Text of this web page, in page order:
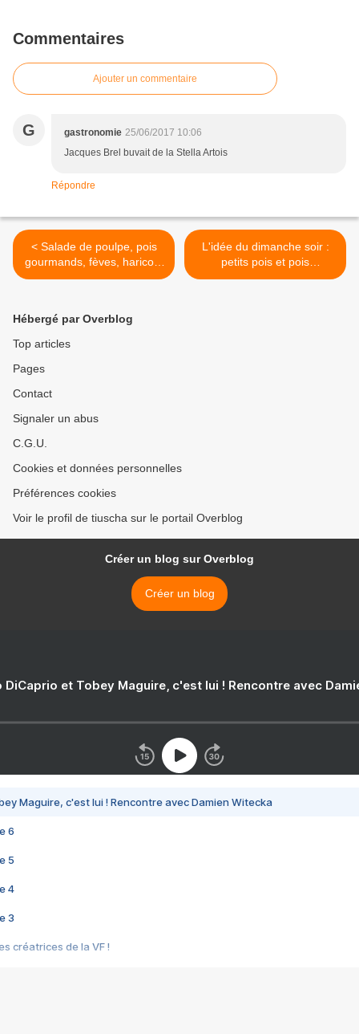
Commentaires
Ajouter un commentaire
G gastronomie 25/06/2017 10:06
Jacques Brel buvait de la Stella Artois
Répondre
< Salade de poulpe, pois
gourmands, fèves, haricots
verts, vinaigrette au
L'idée du dimanche soir :
petits pois et pois
gourmands, copeaux de
Hébergé par Overblog
Top articles
Pages
Contact
Signaler un abus
C.G.U.
Cookies et données personnelles
Préférences cookies
Voir le profil de tiuscha sur le portail Overblog
Créer un blog sur Overblog
Créer un blog
DiCaprio et Tobey Maguire, c'est lui ! Rencontre avec
Maguire, c'est lui ! Rencontre avec Damien Witecka
6
5
4
3
créatrices de la VF !